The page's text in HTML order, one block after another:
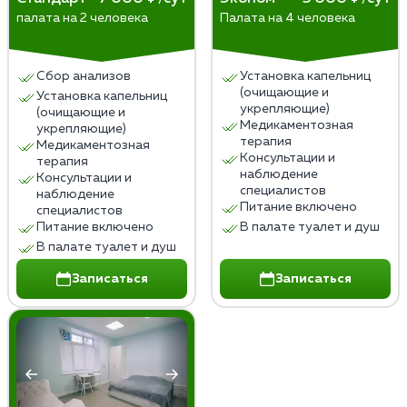
палата на 2 человека
Сбор анализов
Установка капельниц
(очищающие и
укрепляющие)
Медикаментозная
терапия
Консультации и
наблюдение
специалистов
Питание включено
В палате туалет и душ
Записаться
Палата на 4 человека
Установка капельниц
(очищающие и
укрепляющие)
Медикаментозная
терапия
Консультации и
наблюдение
специалистов
Питание включено
В палате туалет и душ
Записаться